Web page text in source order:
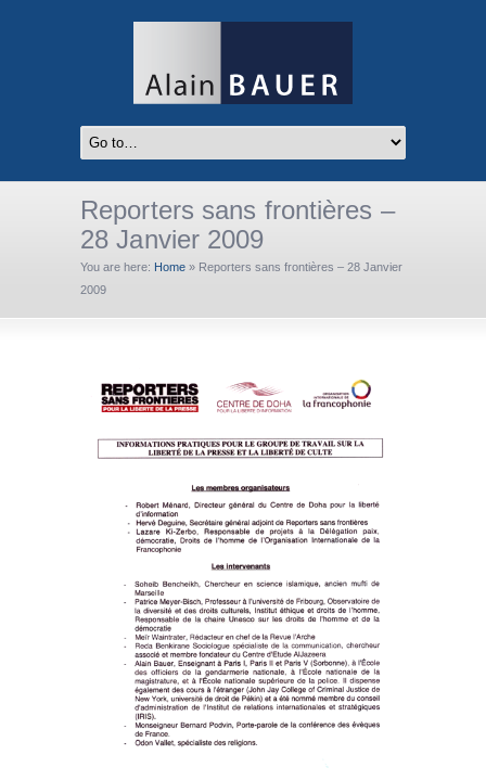
Reporters sans frontières –
28 Janvier 2009
You are here: Home » Reporters sans frontières – 28 Janvier
2009